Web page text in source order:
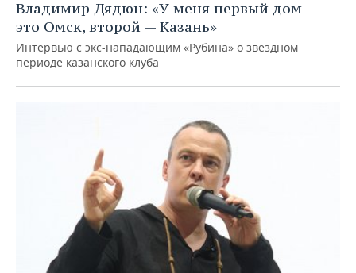
Владимир Дядюн: «У меня первый дом —
это Омск, второй — Казань»
Интервью с экс-нападающим «Рубина» о звездном
периоде казанского клуба